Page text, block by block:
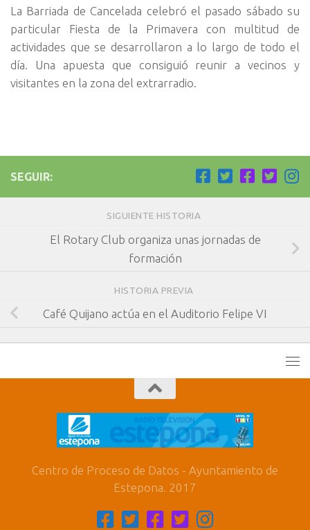
La Barriada de Cancelada celebró el pasado sábado su
particular Fiesta de la Primavera con multitud de
actividades que se desarrollaron a lo largo de todo el
día. Una apuesta que consiguió reunir a vecinos y
visitantes en la zona del extrarradio.
SEGUIR:
SIGUIENTE HISTORIA
El Rotary Club organiza unas jornadas de
formación
HISTORIA PREVIA
Café Quijano actúa en el Auditorio Felipe VI
Centro de Proceso de Datos - Ayuntamiento de
Estepona. 2017